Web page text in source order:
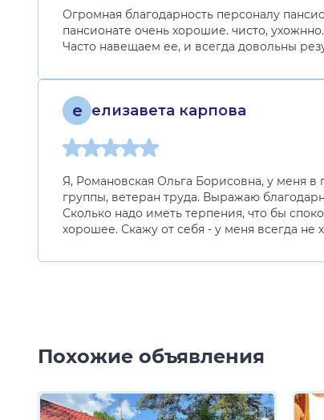
Огромная благодарность персоналу
пансионате очень хорошие. чисто,
Часто навещаем ее, и всегда довольны
е елизавета карпова
Я, Романовская Ольга Борисовна, у меня
группы, ветеран труда. Выражаю
Сколько надо иметь терпения, что бы
хорошее. Скажу от себя - у меня всегда не
Похожие объявления